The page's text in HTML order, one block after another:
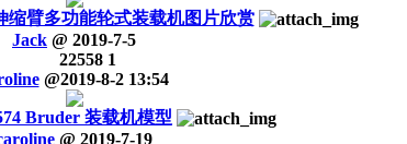
缩臂多功能轮式装载机图片欣赏
Jack @ 2019-7-5
22558 1
@2019-8-2 13:54
Bruder 装载机模型
@ 2019-7-19